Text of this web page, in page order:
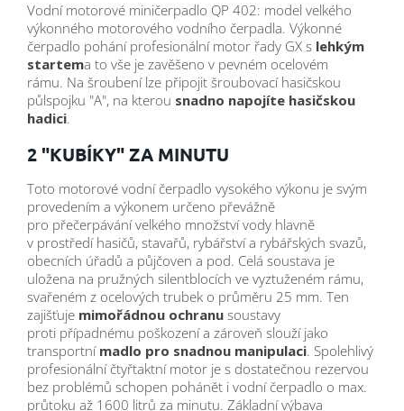
Vodní motorové miničerpadlo QP 402: model velkého
výkonného motorového vodního čerpadla. Výkonné
čerpadlo pohání profesionální motor řady GX s lehkým
startema to vše je zavěšeno v pevném ocelovém
rámu. Na šroubení lze připojit šroubovací hasičskou
půlspojku "A", na kterou snadno napojíte hasičskou
hadici.
2 "KUBÍKY" ZA MINUTU
Toto motorové vodní čerpadlo vysokého výkonu je svým
provedením a výkonem určeno převážně
pro přečerpávání velkého množství vody hlavně
v prostředí hasičů, stavařů, rybářství a rybářských svazů,
obecních úřadů a půjčoven a pod. Celá soustava je
uložena na pružných silentblocích ve vyztuženém rámu,
svařeném z ocelových trubek o průměru 25 mm. Ten
zajišťuje mimořádnou ochranu soustavy
proti případnému poškození a zároveň slouží jako
transportní madlo pro snadnou manipulaci. Spolehlivý
profesionální čtyřtaktní motor je s dostatečnou rezervou
bez problémů schopen pohánět i vodní čerpadlo o max.
průtoku až 1600 litrů za minutu. Základní výbava